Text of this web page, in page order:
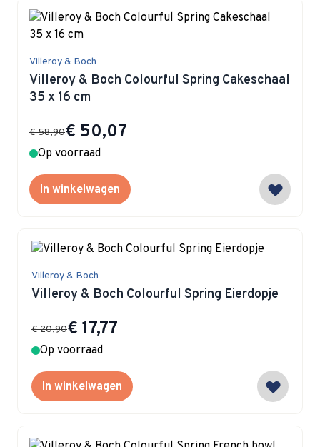
Villeroy & Boch
Villeroy & Boch Colourful Spring Cakeschaal
35 x 16 cm
Special Price
€ 50,07
€ 58,90
Op voorraad
In winkelwagen
Villeroy & Boch
Villeroy & Boch Colourful Spring Eierdopje
Special Price
€ 17,77
€ 20,90
Op voorraad
In winkelwagen